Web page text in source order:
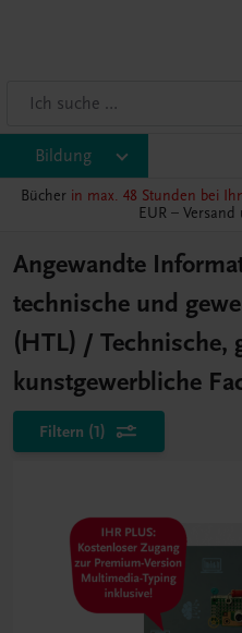
Bildung
Bücher in max. 48 Stunden bei
EUR – Versand
Angewandte
technische und
(HTL) / Technische,
kunstgewerbliche
Filtern (1)